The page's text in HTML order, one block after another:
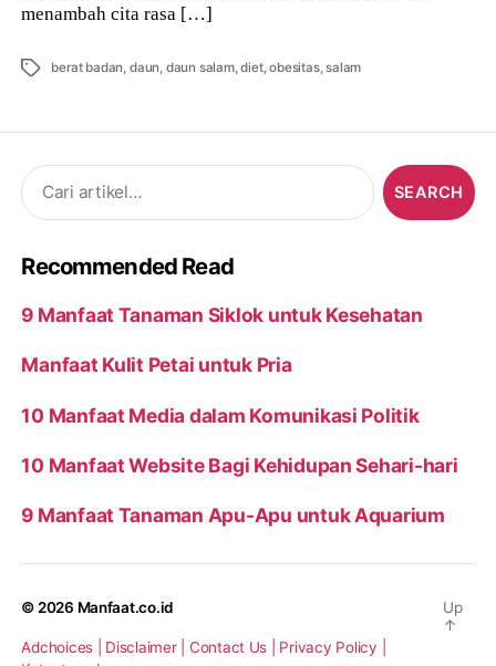
menambah cita rasa […]
Tags berat badan, daun, daun salam,diet,obesitas,salam
Search
for:
Recommended Read
9 Manfaat Tanaman Siklok untuk Kesehatan
Manfaat Kulit Petai untuk Pria
10 Manfaat Media dalam Komunikasi Politik
10 Manfaat Website Bagi Kehidupan Sehari-hari
9 Manfaat Tanaman Apu-Apu untuk Aquarium
© 2026 Manfaat.co.id
Adchoices | Disclaimer | Contact Us | Privacy Policy |
Up
↑